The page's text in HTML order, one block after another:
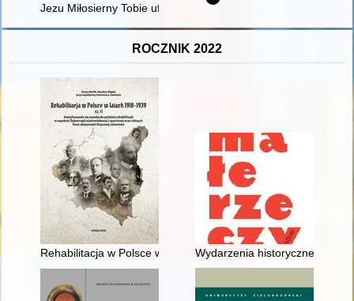
Jezu Miłosierny Tobie ufać chcę : księga pamiątkowa
ROCZNIK 2022
Rehabilitacja w Polsce w latach 1918-1939. Cz. 2,
Wydarzenia historyczne